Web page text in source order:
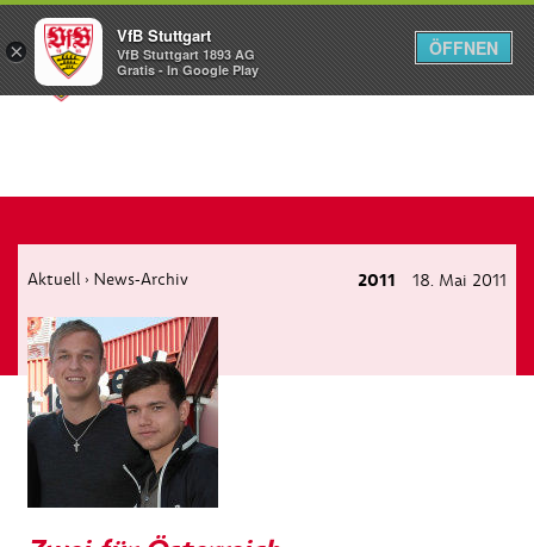
Menü
Aktuell › News-Archiv 2011 18. Mai 2011
×
VfB Stuttgart
VfB Stuttgart 1893 AG
Gratis - In Google Play
ÖFFNEN